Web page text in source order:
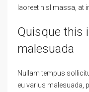
laoreet nisl massa, at
Quisque this
malesuada
Nullam tempus
eu varius malesuada,